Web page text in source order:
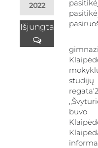
2022
Išjungta
studijų
buvo